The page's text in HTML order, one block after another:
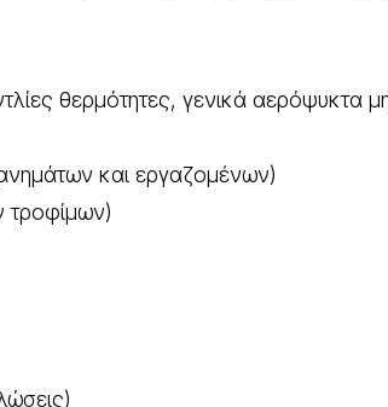
θερμότητες, γενικά αερόψυκτα
και εργαζομένων)
τροφίμων)